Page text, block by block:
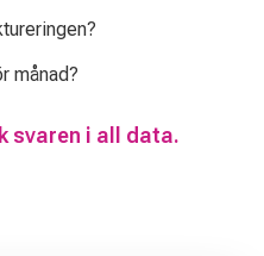
månad?
svaren i all data.